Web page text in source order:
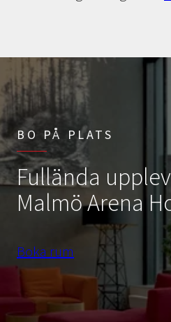
BO PÅ PLATS
Fullända
Malmö Arena
Boka rum